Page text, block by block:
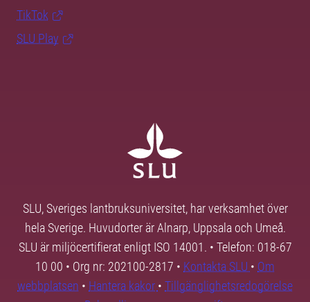
TikTok
SLU Play
SLU, Sveriges lantbruksuniversitet, har verksamhet över
hela Sverige. Huvudorter är Alnarp, Uppsala och Umeå.
SLU är miljöcertifierat enligt ISO 14001. • Telefon: 018-67
10 00 • Org nr: 202100-2817 • Kontakta SLU • Om
webbplatsen • Hantera kakor • Tillgänglighetsredogörelse